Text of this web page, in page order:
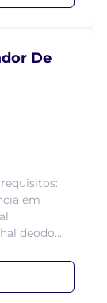
De
em
deodo...